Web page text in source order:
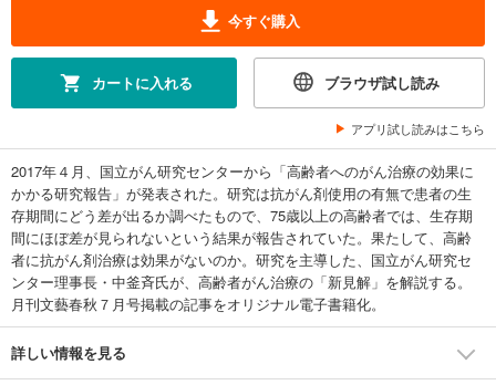
今すぐ購入
カートに入れる ブラウザ試し読み
アプリ試し読みはこちら
2017年４月、国立がん研究センターから「高齢者へのがん治療の効果に
かかる研究報告」が発表された。研究は抗がん剤使用の有無で患者の生
存期間にどう差が出るか調べたもので、75歳以上の高齢者では、生存期
間にほぼ差が見られないという結果が報告されていた。果たして、高齢
者に抗がん剤治療は効果がないのか。研究を主導した、国立がん研究セ
ンター理事長・中釜斉氏が、高齢者がん治療の「新見解」を解説する。
月刊文藝春秋７月号掲載の記事をオリジナル電子書籍化。
詳しい情報を見る